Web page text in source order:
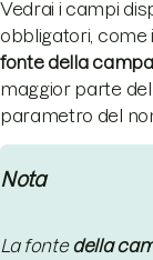
Vedrai i campi
obbligatori, come
fonte della
maggior parte
parametro del
Nota
La fontedella